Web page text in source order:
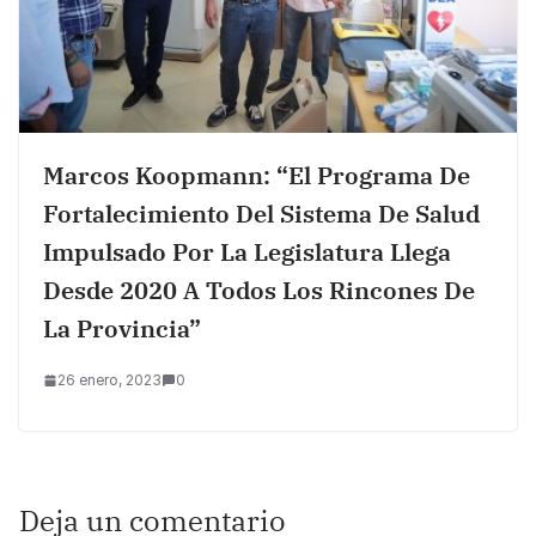
Marcos Koopmann: “el Programa De
Fortalecimiento Del Sistema De Salud
Impulsado Por La Legislatura Llega
Desde 2020 A Todos Los Rincones De
La Provincia”
26 enero, 2023 0
Deja un comentario